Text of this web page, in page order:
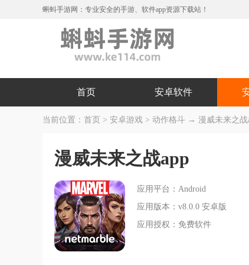
蝌蚪手游网：专业安全的手游、软件app资源下载站！
首页 安卓软件
当前位置： 首页 > 安卓游戏 > 动作格斗 → 漫威未来之战
漫威未来之战app
应用平台：Android
应用版本：v8.0.0 安卓版
应用授权：免费软件